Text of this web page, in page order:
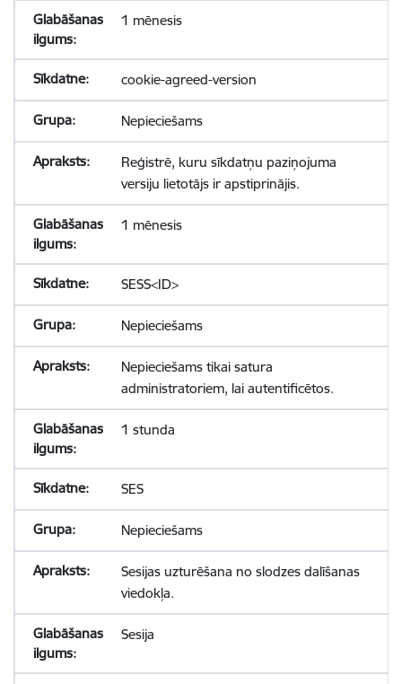
1 mēnesis
cookie-agreed-version
Nepieciešams
Reģistrē, kuru sīkdatņu paziņojuma
versiju lietotājs ir apstiprinājis.
1 mēnesis
SESS<ID>
Nepieciešams
Nepieciešams tikai satura
administratoriem, lai autentificētos.
1 stunda
SES
Nepieciešams
Sesijas uzturēšana no slodzes dalīšanas
viedokļa.
Sesija